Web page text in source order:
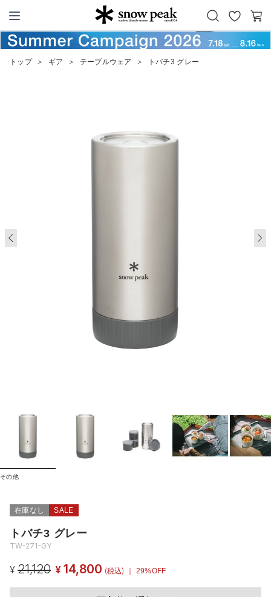
Snow Peak
お
気
カ
ー
トップ ＞ ギア ＞ テーブルウェア ＞ トバチ3 グレー
その他
在庫なし SALE
トバチ3 グレー
TW-271-GY
¥ 21,120 ¥ 14,800 (税込) ｜ 29%OFF